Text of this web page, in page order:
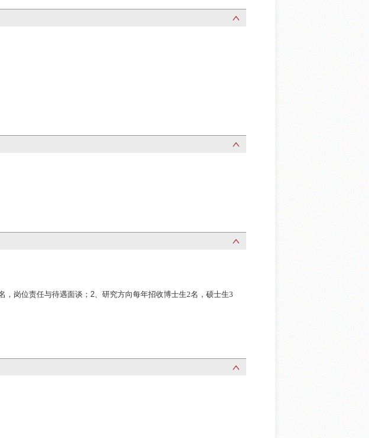
，岗位责任与待遇面谈；2、研究方向每年招收博士生2名，硕士生3